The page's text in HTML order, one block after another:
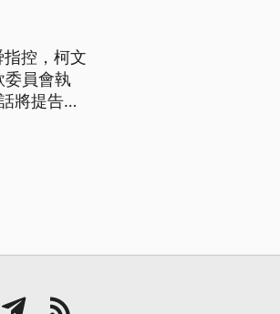
控，柯文
委員會執
將提告。